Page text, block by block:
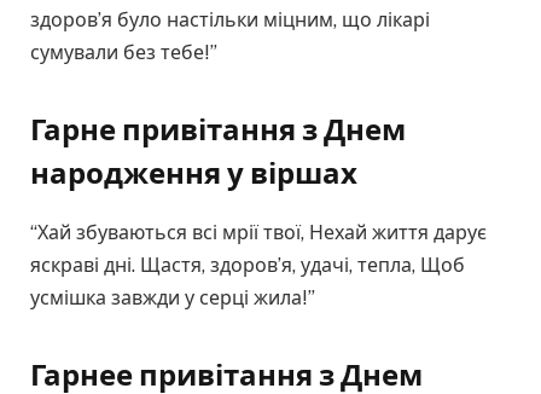
здоров’я було настільки міцним, що лікарі
сумували без тебе!”
Гарне привітання з Днем
народження у віршах
“Хай збуваються всі мрії твої, Нехай життя дарує
яскраві дні. Щастя, здоров’я, удачі, тепла, Щоб
усмішка завжди у серці жила!”
Гарнее привітання з Днем